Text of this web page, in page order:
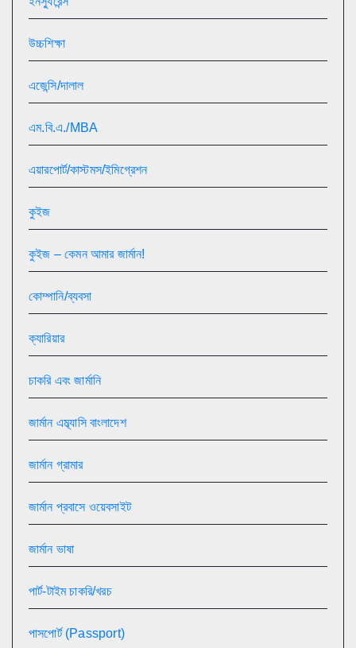
উচ্চশিক্ষা
এজেন্সি/দালাল
এম.বি.এ./MBA
এয়ারপোর্ট/কাস্টমস/ইমিগ্রেশন
কুইজ
কুইজ – কেমন আমার জার্মান!
কোম্পানি/ব্যবসা
ক্যারিয়ার
চাকরি এবং জার্মানি
জার্মান এম্ব্যাসি বাংলাদেশ
জার্মান গ্রামার
জার্মান প্রবাসে ওয়েবসাইট
জার্মান ভাষা
পার্ট-টাইম চাকরি/খরচ
পাসপোর্ট (Passport)